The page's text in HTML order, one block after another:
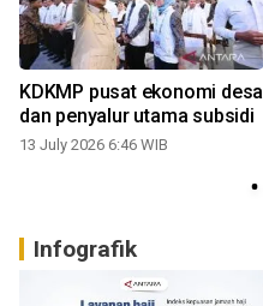
KDKMP pusat ekonomi desa
dan penyalur utama subsidi
13 July 2026 6:46 WIB
Infografik